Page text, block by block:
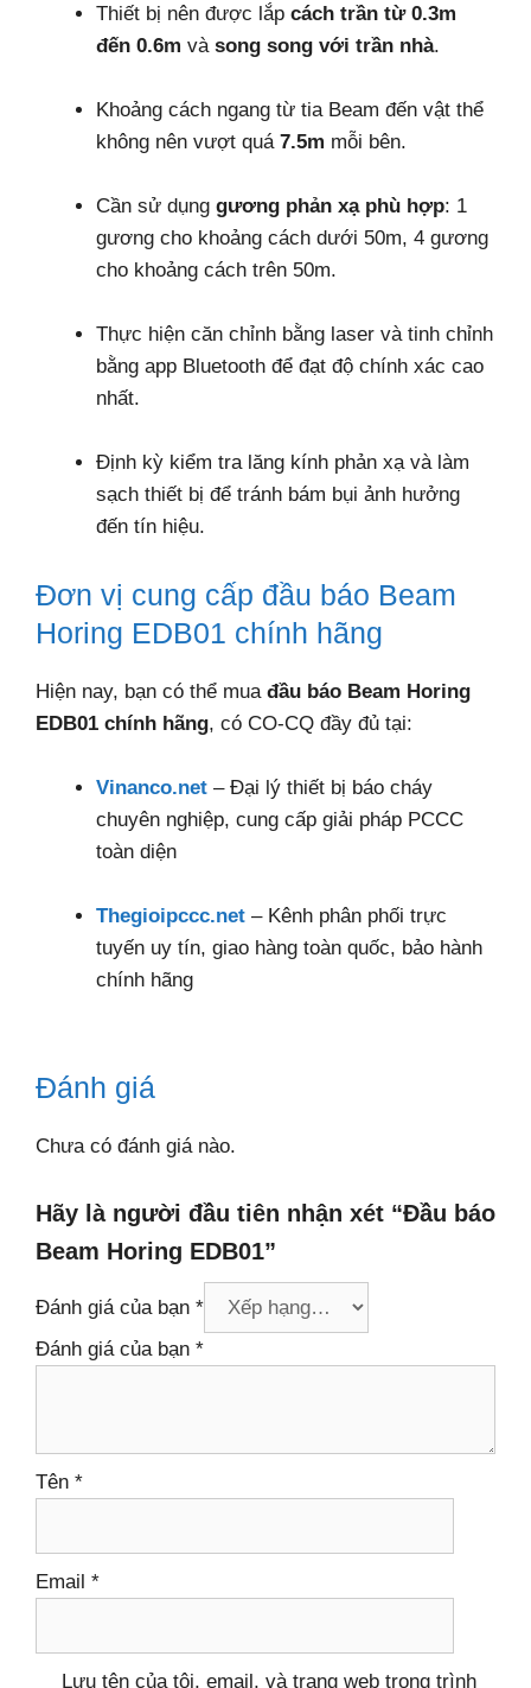
Thiết bị nên được lắp cách trần từ 0.3m
đến 0.6m và song song với trần nhà.
Khoảng cách ngang từ tia Beam đến vật thể
không nên vượt quá 7.5m mỗi bên.
Cần sử dụng gương phản xạ phù hợp: 1
gương cho khoảng cách dưới 50m, 4 gương
cho khoảng cách trên 50m.
Thực hiện căn chỉnh bằng laser và tinh chỉnh
bằng app Bluetooth để đạt độ chính xác cao
nhất.
Định kỳ kiểm tra lăng kính phản xạ và làm
sạch thiết bị để tránh bám bụi ảnh hưởng
đến tín hiệu.
Đơn vị cung cấp đầu báo Beam
Horing EDB01 chính hãng
Hiện nay, bạn có thể mua đầu báo Beam Horing
EDB01 chính hãng, có CO-CQ đầy đủ tại:
Vinanco.net – Đại lý thiết bị báo cháy
chuyên nghiệp, cung cấp giải pháp PCCC
toàn diện
Thegioipccc.net – Kênh phân phối trực
tuyến uy tín, giao hàng toàn quốc, bảo hành
chính hãng
Đánh giá
Chưa có đánh giá nào.
Hãy là người đầu tiên nhận xét “Đầu báo
Beam Horing EDB01”
Đánh giá của bạn *
Đánh giá của bạn *
Tên *
Email *
Lưu tên của tôi, email, và trang web trong trình